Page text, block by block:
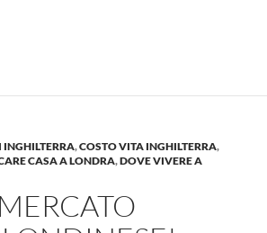
,COSTO VITA INGHILTERRA,
CASA A LONDRA,DOVE VIVERE A